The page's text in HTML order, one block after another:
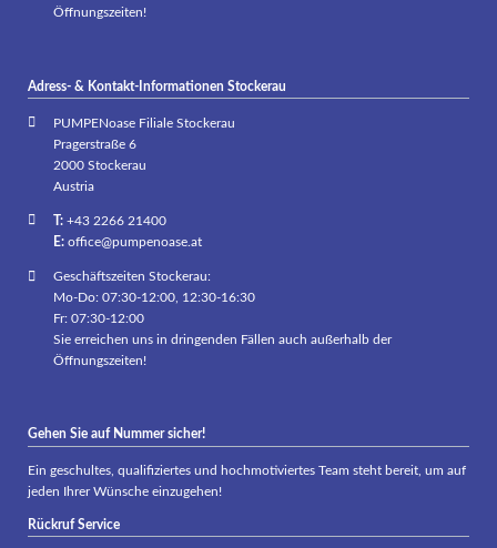
Öffnungszeiten!
Adress- & Kontakt-Informationen Stockerau
PUMPENoase Filiale Stockerau
Pragerstraße 6
2000 Stockerau
Austria
T:+43 2266 21400
E: office@pumpenoase.at
Geschäftszeiten Stockerau:
Mo-Do: 07:30-12:00, 12:30-16:30
Fr: 07:30-12:00
Sie erreichen uns in dringenden Fällen auch außerhalb der
Öffnungszeiten!
Gehen Sie auf Nummer sicher!
Ein geschultes, qualifiziertes und hochmotiviertes Team steht bereit, um auf
jeden Ihrer Wünsche einzugehen!
Rückruf Service